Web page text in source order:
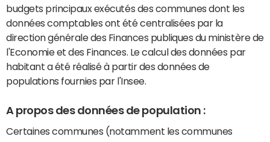
budgets principaux exécutés des communes dont les
données comptables ont été centralisées par la
direction générale des Finances publiques du ministère de
l'Economie et des Finances. Le calcul des données par
habitant a été réalisé à partir des données de
populations fournies par l'Insee.
A propos des données de population :
Certaines communes (notamment les communes